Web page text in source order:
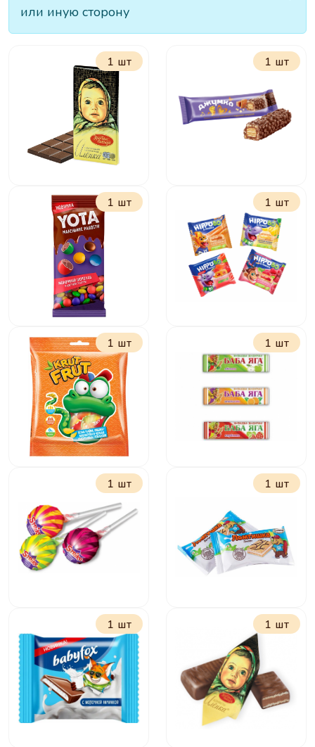
или иную сторону
1 шт
Шоколад Алёнка
молочная 75 г
1 шт
Батончик Джумка
37 г
1 шт
Драже молочный
шоколад в
цветной глазури
40г
1 шт
Бисквит Хиппобо и
друзья с
малиновой
начинкой 32г
1 шт
Мармелад Крут
Фрут Змейки 70 г
1 шт
Жевательная
конфета Баба Яга
11 г
1 шт
Карамель на
палочке Страйк 11
1 шт
Ломтишка
1 шт 1 шт